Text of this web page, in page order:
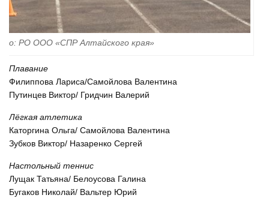
РО ООО «СПР Алтайского края»
Плавание
Филиппова Лариса/Самойлова Валентина
Путинцев Виктор/ Гридчин Валерий
Лёгкая атлетика
Каторгина Ольга/ Самойлова Валентина
Зубков Виктор/ Назаренко Сергей
Настольный теннис
Лущак Татьяна/ Белоусова Галина
Бугаков Николай/ Вальтер Юрий